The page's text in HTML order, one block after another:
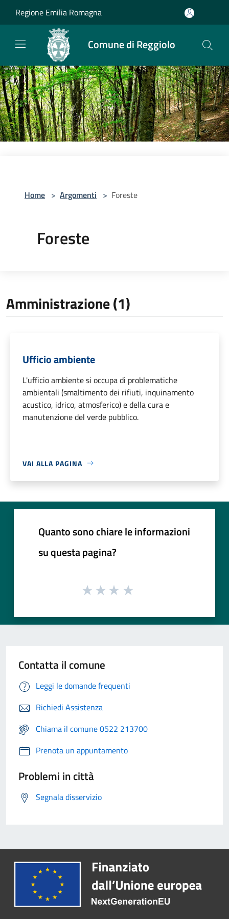
Regione Emilia Romagna
Comune di Reggiolo
Home > Argomenti > Foreste
Foreste
Amministrazione (1)
Ufficio ambiente
L'ufficio ambiente si occupa di problematiche
ambientali (smaltimento dei rifiuti, inquinamento
acustico, idrico, atmosferico) e della cura e
manutenzione del verde pubblico.
VAI ALLA PAGINA
Quanto sono chiare le informazioni
su questa pagina?
Contatta il comune
Leggi le domande frequenti
Richiedi Assistenza
Chiama il comune 0522 213700
Prenota un appuntamento
Problemi in città
Segnala disservizio